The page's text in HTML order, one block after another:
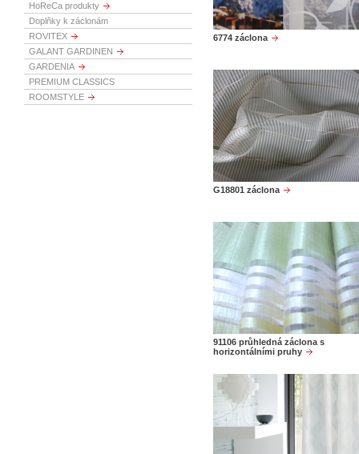
HoReCa produkty
Doplňky k záclonám
ROVITEX
GALANT GARDINEN
GARDENIA
PREMIUM CLASSICS
ROOMSTYLE
6774 záclona
G18801 záclona
91106 průhledná záclona s
horizontálními pruhy